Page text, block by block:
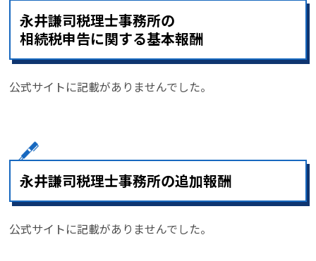
永井謙司税理士事務所の
相続税申告に関する基本報酬
公式サイトに記載がありませんでした。
永井謙司税理士事務所の追加報酬
公式サイトに記載がありませんでした。